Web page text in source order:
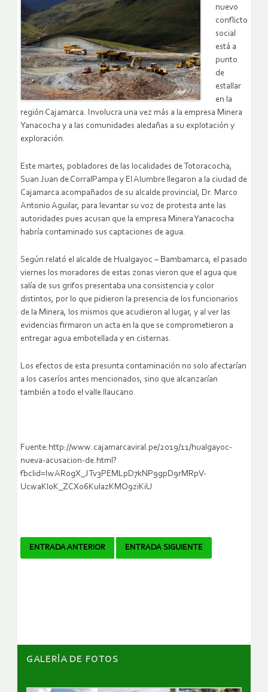
nuevo
conflicto
social
está a
punto
de
estallar
en la
región Cajamarca. Involucra una vez más a la empresa Minera
Yanacocha y a las comunidades aledañas a su explotación y
exploración.
Este martes, pobladores de las localidades de Totoracocha,
Suan Juan de CorralPampa y El Alumbre llegaron a la ciudad de
Cajamarca acompañados de su alcalde provincial, Dr. Marco
Antonio Aguilar, para levantar su voz de protesta ante las
autoridades pues acusan que la empresa Minera Yanacocha
habría contaminado sus captaciones de agua.
Según relató el alcalde de Hualgayoc – Bambamarca, el pasado
viernes los moradores de estas zonas vieron que el agua que
salía de sus grifos presentaba una consistencia y color
distintos, por lo que pidieron la presencia de los funcionarios
de la Minera, los mismos que acudieron al lugar, y al ver las
evidencias firmaron un acta en la que se comprometieron a
entregar agua embotellada y en cisternas.
Los efectos de esta presunta contaminación no solo afectarían
a los caseríos antes mencionados, sino que alcanzarían
también a todo el valle llaucano.
Fuente:http://www.cajamarcaviral.pe/2019/11/hualgayoc-
nueva-acusacion-de.html?
fbclid=IwAR0gX_JTv3PEMLpD7kNP9gpD9rMRpV-
UcwaKl0K_ZCX06KulazKMO9ziKiU
Navegador
ENTRADA ANTERIOR ENTRADA SIGUIENTE
GALERÌA DE FOTOS